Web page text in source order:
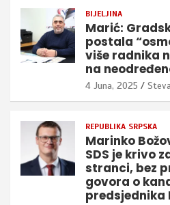
BIJELJINA
Marić:
postala
više radnika
na
4 Juna, 2025
REPUBLIKA SRPSKA
Marinko
SDS je krivo
stranci, bez
govora o
predsjednika